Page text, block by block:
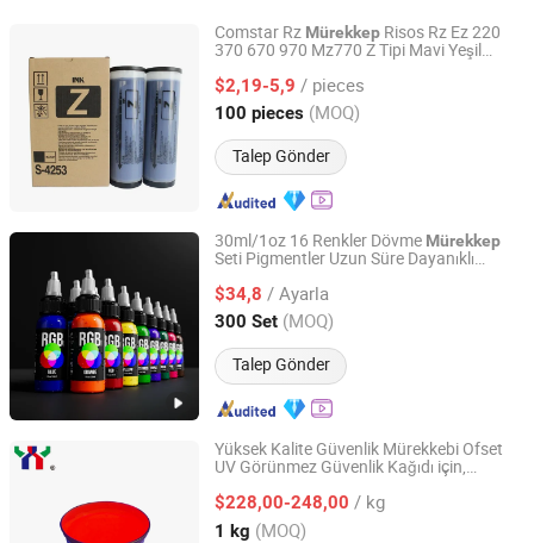
Comstar Rz Mürekkep Risos Rz Ez 220
370 670 970 Mz770 Z Tipi Mavi Yeşil
$2,19-5,9 / pieces
100 pieces (MOQ)
Talep Gönder
Guangzhou Comstar Office Equipment Co., Ltd.
Guangdong, China Fiyat 2025
30ml/1oz 16 Renkler Dövme Mürekkep
Seti Pigmentler Uzun Süre Dayanıklı
$34,8 / Ayarla
300 Set (MOQ)
Talep Gönder
Hangzhou Solong Technology Co., Ltd.
Zhejiang, China Fiyat 2022
Yüksek Kalite Güvenlik Mürekkebi Ofset
UV Görünmez Güvenlik Kağıdı için,
Renk Gösterir, 1kg/Can
$228,00-248,00 / kg
1 kg (MOQ)
Print Area Technology (Guangdong) Co., Ltd
Guangdong, China Fiyat 2022